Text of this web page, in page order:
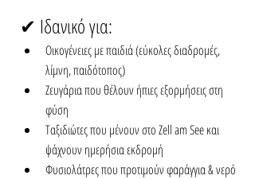
✔ Ιδανικό για:
Οικογένειες με παιδιά (εύκολες διαδρομές,
λίμνη, παιδότοπος)
Ζευγάρια που θέλουν ήπιες εξορμήσεις στη
φύση
Ταξιδιώτες που μένουν στο Zell am See και
ψάχνουν ημερήσια εκδρομή
Φυσιολάτρες που προτιμούν φαράγγια & νερό